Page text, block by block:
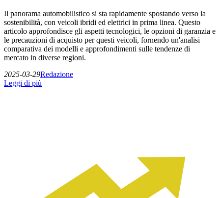
Il panorama automobilistico si sta rapidamente spostando verso la
sostenibilità, con veicoli ibridi ed elettrici in prima linea. Questo
articolo approfondisce gli aspetti tecnologici, le opzioni di garanzia e
le precauzioni di acquisto per questi veicoli, fornendo un'analisi
comparativa dei modelli e approfondimenti sulle tendenze di
mercato in diverse regioni.
2025-03-29Redazione
Leggi di più